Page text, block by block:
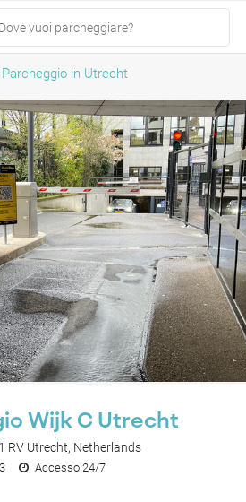
Parcheggio in Utrecht
Wijk C Utrecht
RV Utrecht, Netherlands
3 Accesso 24/7